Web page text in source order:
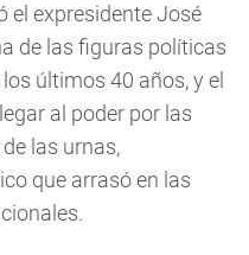
el expresidente José
de las figuras políticas
últimos 40 años, y el
al poder por las
las urnas,
que arrasó en las